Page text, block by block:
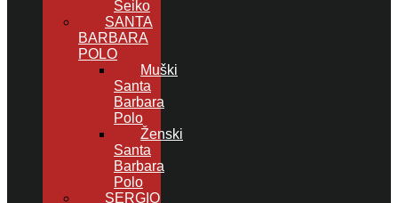
Seiko
SANTA
BARBARA
POLO
Muški
Santa
Barbara
Polo
Ženski
Santa
Barbara
Polo
SERGIO